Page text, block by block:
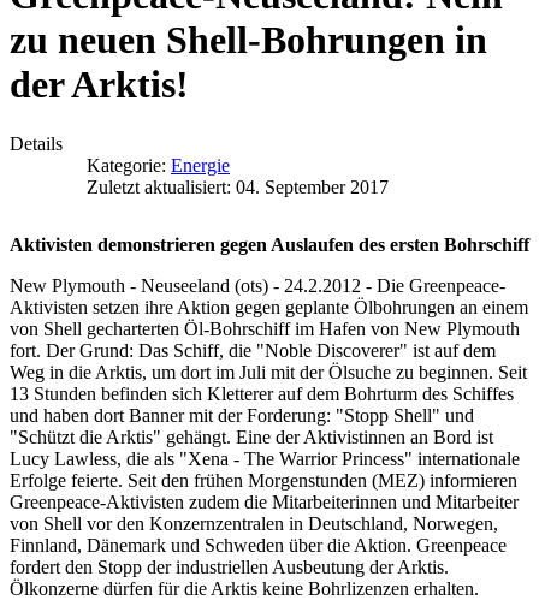
zu neuen Shell-Bohrungen in
der Arktis!
Details
Kategorie: Energie
Zuletzt aktualisiert: 04. September 2017
Aktivisten demonstrieren gegen Auslaufen des ersten Bohrschiff
New Plymouth - Neuseeland (ots) - 24.2.2012 - Die Greenpeace-
Aktivisten setzen ihre Aktion gegen geplante Ölbohrungen an einem
von Shell gecharterten Öl-Bohrschiff im Hafen von New Plymouth
fort. Der Grund: Das Schiff, die "Noble Discoverer" ist auf dem
Weg in die Arktis, um dort im Juli mit der Ölsuche zu beginnen. Seit
13 Stunden befinden sich Kletterer auf dem Bohrturm des Schiffes
und haben dort Banner mit der Forderung: "Stopp Shell" und
"Schützt die Arktis" gehängt. Eine der Aktivistinnen an Bord ist
Lucy Lawless, die als "Xena - The Warrior Princess" internationale
Erfolge feierte. Seit den frühen Morgenstunden (MEZ) informieren
Greenpeace-Aktivisten zudem die Mitarbeiterinnen und Mitarbeiter
von Shell vor den Konzernzentralen in Deutschland, Norwegen,
Finnland, Dänemark und Schweden über die Aktion. Greenpeace
fordert den Stopp der industriellen Ausbeutung der Arktis.
Ölkonzerne dürfen für die Arktis keine Bohrlizenzen erhalten.